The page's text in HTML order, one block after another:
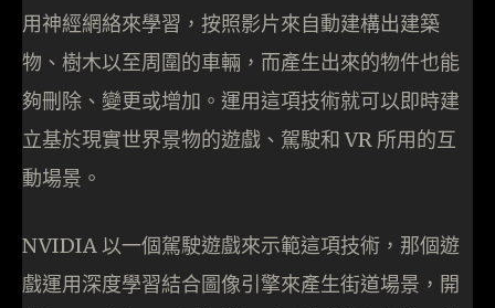
用神經網絡來學習，按照影片來自動建構出建築
物、樹木以至周圍的車輛，而產生出來的物件也能
夠刪除、變更或增加。運用這項技術就可以即時建
立基於現實世界景物的遊戲、駕駛和 VR 所用的互
動場景。
NVIDIA 以一個駕駛遊戲來示範這項技術，那個遊
戲運用深度學習結合圖像引擎來產生街道場景，開